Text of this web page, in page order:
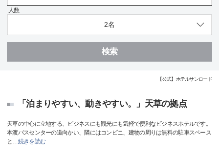
人数
検索
【公式】ホテルサンロード
「泊まりやすい、動きやすい。」天草の拠点
天草の中心に立地する、ビジネスにも観光にも気軽で便利なビジネスホテルです。
本渡バスセンターの道向かい、隣にはコンビニ、建物の周りは無料の駐車スペース
と …続きを読む